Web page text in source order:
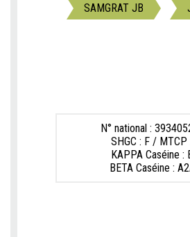
SAMGRAT JB
N° national :
SHGC : F / MTCP
KAPPA Caséine :
BETA Caséine :